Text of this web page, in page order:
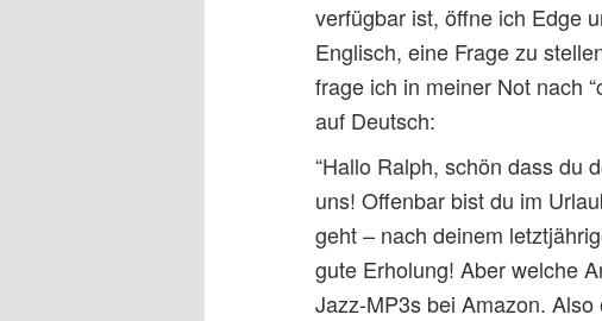
verfügbar ist, öffne ich Edge
Englisch, eine Frage zu
frage ich in meiner Not nach
auf Deutsch:
“Hallo Ralph, schön dass du
uns! Offenbar bist du im
geht – nach deinem
gute Erholung! Aber welche
Jazz-MP3s bei Amazon.